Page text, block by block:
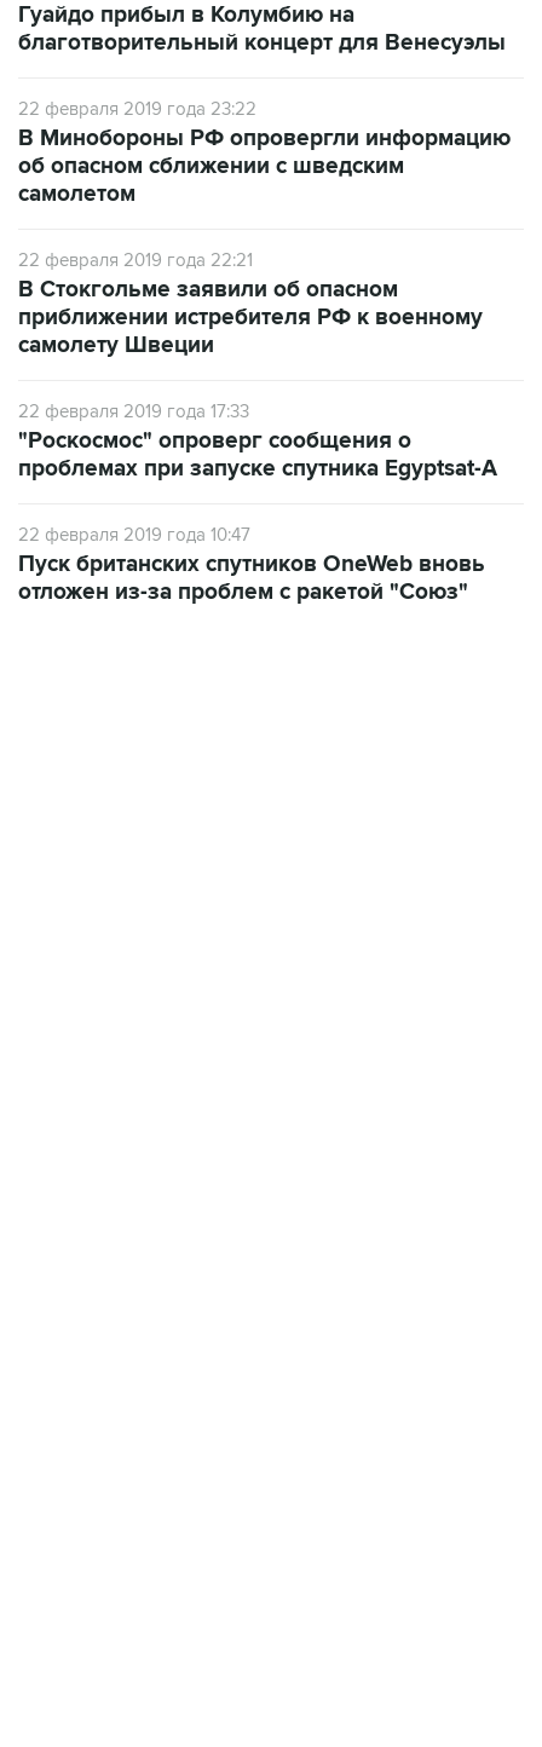
Гуайдо прибыл в Колумбию на
благотворительный концерт для Венесуэлы
22 февраля 2019 года 23:22
В Минобороны РФ опровергли информацию
об опасном сближении с шведским
самолетом
22 февраля 2019 года 22:21
В Стокгольме заявили об опасном
приближении истребителя РФ к военному
самолету Швеции
22 февраля 2019 года 17:33
"Роскосмос" опроверг сообщения о
проблемах при запуске спутника Egyptsat-A
22 февраля 2019 года 10:47
Пуск британских спутников OneWeb вновь
отложен из-за проблем с ракетой "Союз"